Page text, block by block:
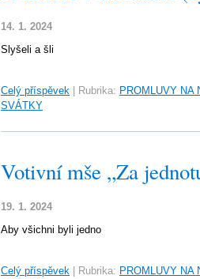
14. 1. 2024
Slyšeli a šli
Celý příspěvek Rubrika: PROMLUVY NA
SVÁTKY
Votivní mše „Za
19. 1. 2024
Aby všichni byli jedno
Celý příspěvek Rubrika: PROMLUVY NA